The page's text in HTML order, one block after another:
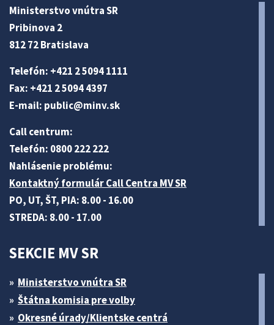
Ministerstvo vnútra SR
Pribinova 2
812 72 Bratislava
Telefón: +421 2 5094 1111
Fax: +421 2 5094 4397
E-mail: public@minv.sk
Call centrum:
Telefón: 0800 222 222
Nahlásenie problému:
Kontaktný formulár Call Centra MV SR
PO, UT, ŠT, PIA: 8.00 - 16.00
STREDA: 8.00 - 17.00
SEKCIE MV SR
Ministerstvo vnútra SR
Štátna komisia pre volby
Okresné úrady/Klientske centrá